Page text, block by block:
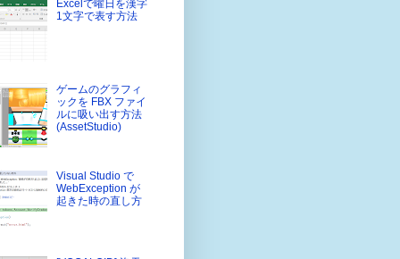
Excelで曜日を漢字
1文字で表す方法
ゲームのグラフィ
ックを FBX ファイ
ルに吸い出す方法
(AssetStudio)
Visual Studio で
WebException が
起きた時の直し方